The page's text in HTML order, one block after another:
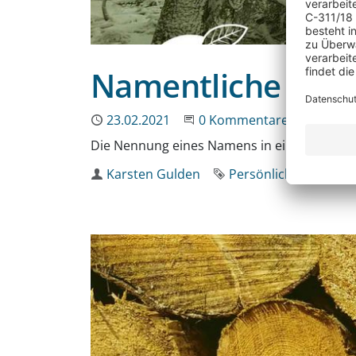
Namentliche
Publiziert
23.02.2021 Beginne eine Unterhaltung
0 Kommentare
Die Nennung eines Namens in einer
Autor
Karsten Gulden Schlagworte
Persönlichkeitsrecht